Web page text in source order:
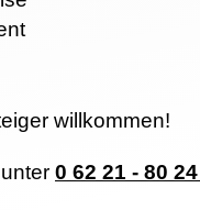
willkommen!
0 62 21 - 80